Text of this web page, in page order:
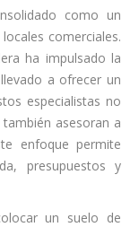
como un
comerciales.
ha impulsado la
a ofrecer un
especialistas no
asesoran a
enfoque permite
presupuestos y
un suelo de